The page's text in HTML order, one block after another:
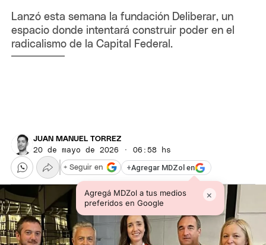
Lanzó esta semana la fundación Deliberar, un
espacio donde intentará construir poder en el
radicalismo de la Capital Federal.
JUAN MANUEL TORREZ
20 de mayo de 2026 · 06:58 hs
+Agregar MDZol en
Agregá MDZol a tus medios
preferidos en Google
×
+ Seguir en